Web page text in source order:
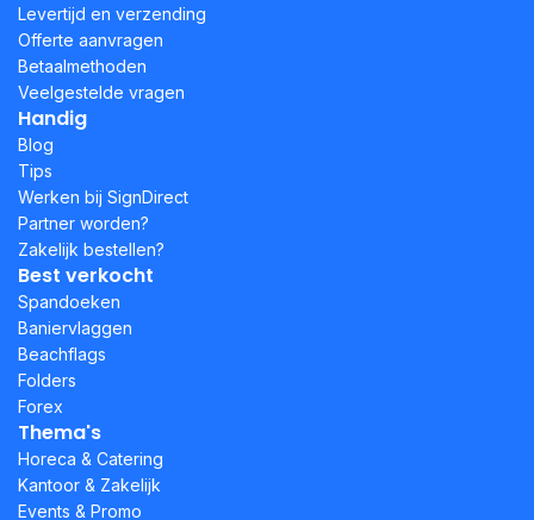
Levertijd en verzending
Offerte aanvragen
Betaalmethoden
Veelgestelde vragen
Handig
Blog
Tips
Werken bij SignDirect
Partner worden?
Zakelijk bestellen?
Best verkocht
Spandoeken
Baniervlaggen
Beachflags
Folders
Forex
Thema's
Horeca & Catering
Kantoor & Zakelijk
Events & Promo